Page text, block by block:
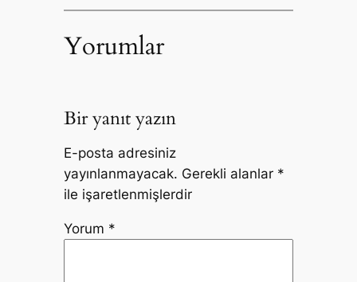
Yorumlar
Bir yanıt yazın
E-posta adresiniz
yayınlanmayacak. Gerekli alanlar *
ile işaretlenmişlerdir
Yorum *